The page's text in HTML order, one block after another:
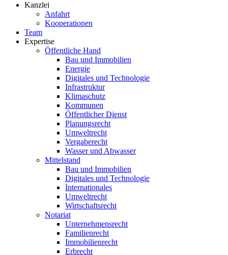
Kanzlei
Anfahrt
Kooperationen
Team
Expertise
Öffentliche Hand
Bau und Immobilien
Energie
Digitales und Technologie
Infrastruktur
Klimaschutz
Kommunen
Öffentlicher Dienst
Planungsrecht
Umweltrecht
Vergaberecht
Wasser und Abwasser
Mittelstand
Bau und Immobilien
Digitales und Technologie
Internationales
Umweltrecht
Wirtschaftsrecht
Notariat
Unternehmensrecht
Familienrecht
Immobilienrecht
Erbrecht